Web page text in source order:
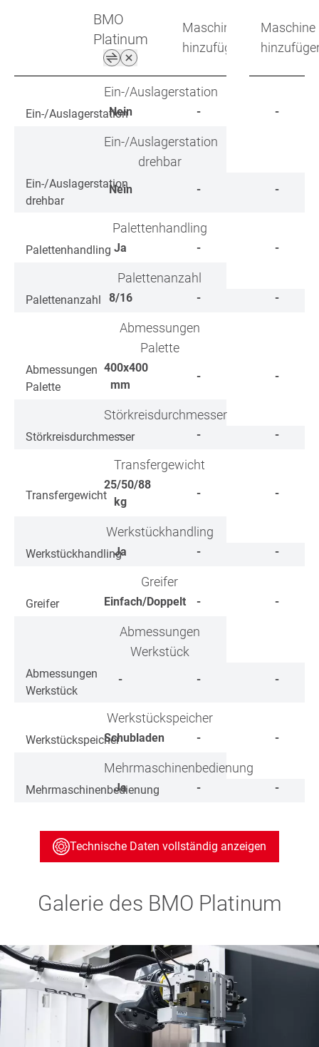
BMO
Platinum
Maschine
hinzufügen
Maschine
Ein-/Auslagerstation
Ein-/Auslagerstation
Nein - -
Ein-/Auslagerstation
drehbar
Ein-/Auslagerstation
drehbar
Nein - -
Palettenhandling
Palettenhandling Ja - -
Palettenanzahl
Palettenanzahl 8/16 - -
Abmessungen
Palette
Abmessungen
Palette
400x400
mm
- -
Störkreisdurchmesser
Störkreisdurchmesser
- - -
Transfergewicht
Transfergewicht
25/50/88
kg
- -
Werkstückhandling
Werkstückhandling
Ja - -
Greifer
Greifer Einfach/Doppelt - -
Abmessungen
Werkstück
Abmessungen
Werkstück
- - -
Werkstückspeicher
WerkstückspeicherSchubladen - -
Mehrmaschinenbedienung
Mehrmaschinenbedienung
Ja - -
Technische Daten vollständig anzeigen
Galerie des BMO Platinum